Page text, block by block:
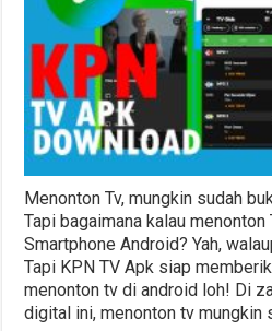
Menonton Tv, mungkin sudah
Tapi bagaimana kalau menonton
Smartphone Android? Yah,
Tapi KPN TV Apk siap
menonton tv di android loh! Di
digital ini, menonton tv mungkin